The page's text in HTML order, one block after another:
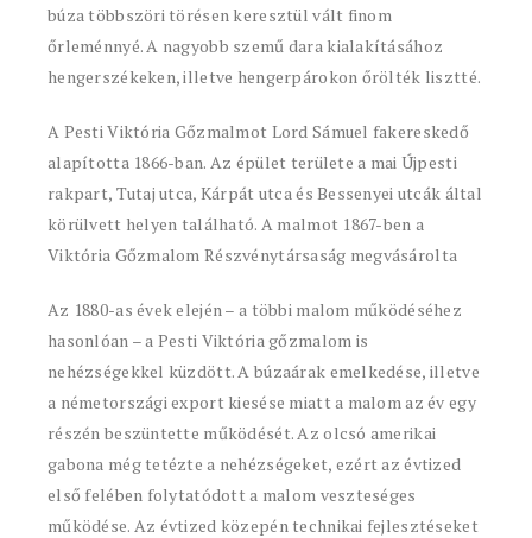
búza többszöri törésen keresztül vált finom
őrleménnyé. A nagyobb szemű dara kialakításához
hengerszékeken, illetve hengerpárokon őrölték lisztté.
A Pesti Viktória Gőzmalmot Lord Sámuel fakereskedő
alapította 1866-ban. Az épület területe a mai Újpesti
rakpart, Tutaj utca, Kárpát utca és Bessenyei utcák által
körülvett helyen található. A malmot 1867-ben a
Viktória Gőzmalom Részvénytársaság megvásárolta
Az 1880-as évek elején – a többi malom működéséhez
hasonlóan – a Pesti Viktória gőzmalom is
nehézségekkel küzdött. A búzaárak emelkedése, illetve
a németországi export kiesése miatt a malom az év egy
részén beszüntette működését. Az olcsó amerikai
gabona még tetézte a nehézségeket, ezért az évtized
első felében folytatódott a malom veszteséges
működése. Az évtized közepén technikai fejlesztéseket